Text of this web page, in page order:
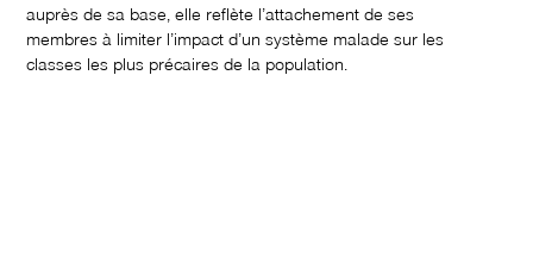
auprès de sa base, elle reflète l’attachement de ses
membres à limiter l’impact d’un système malade sur les
classes les plus précaires de la population.